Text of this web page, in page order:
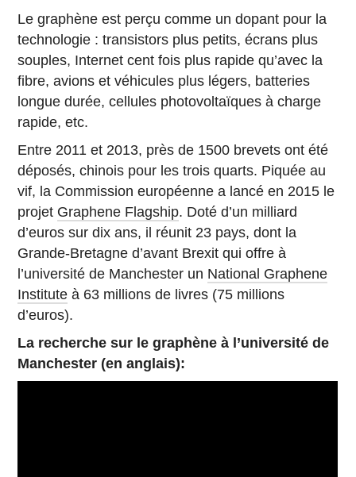
Le graphène est perçu comme un dopant pour la
technologie : transistors plus petits, écrans plus
souples, Internet cent fois plus rapide qu’avec la
fibre, avions et véhicules plus légers, batteries
longue durée, cellules photovoltaïques à charge
rapide, etc.
Entre 2011 et 2013, près de 1500 brevets ont été
déposés, chinois pour les trois quarts. Piquée au
vif, la Commission européenne a lancé en 2015 le
projet Graphene Flagship. Doté d’un milliard
d’euros sur dix ans, il réunit 23 pays, dont la
Grande-Bretagne d’avant Brexit qui offre à
l’université de Manchester un National Graphene
Institute à 63 millions de livres (75 millions
d’euros).
La recherche sur le graphène à l’université de
Manchester (en anglais):